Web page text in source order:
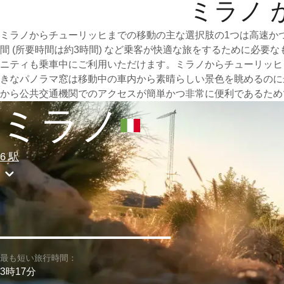
ミラノ
ミラノからチューリッヒまでの移動の主な選択肢の1つは高速
間 (所要時間は約3時間) など乗客が快適な旅をするために必要
ニティも乗車中にご利用いただけます。ミラノからチューリッ
きなパノラマ窓は移動中の車内から素晴らしい景色を眺めるの
から公共交通機関でのアクセスが簡単かつ非常に便利であるため
ミラノ
6 駅
最も短い旅行時間：
3時17分